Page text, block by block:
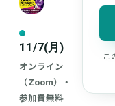
11/7(月)
オンライン
（Zoom）・
参加費無料
こ